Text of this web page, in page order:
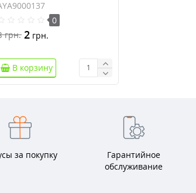
Anya
0
грн. 2 грн.
В корзину
за покупку
Гарантийное
обслуживание